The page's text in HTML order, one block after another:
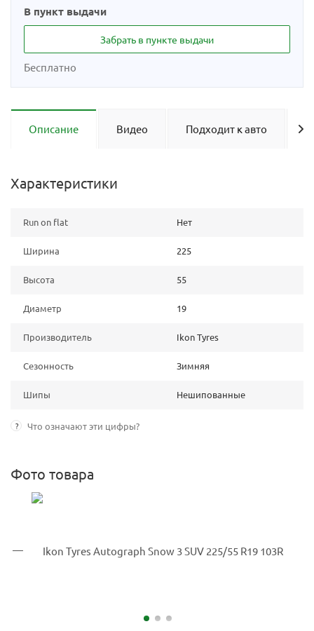
В пункт выдачи
Бесплатно
Забрать в пункте выдачи
Описание Видео Подходит к авто
Характеристики
Run on flat Нет
Ширина 225
Высота 55
Диаметр 19
Производитель Ikon Tyres
Сезонность Зимняя
Шипы Нешипованные
? Что означают эти цифры?
Фото товара